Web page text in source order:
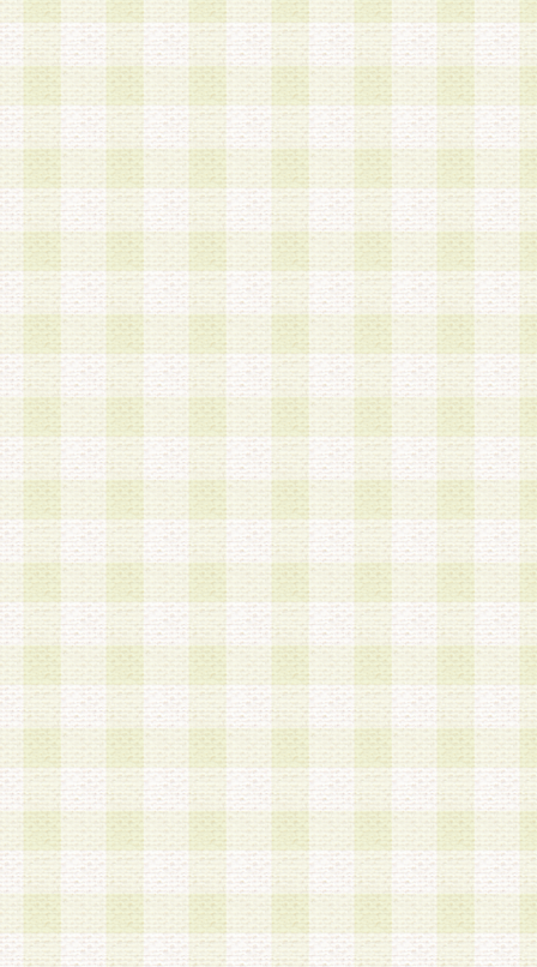
a.既に登録されている会員と同一のメールアドレ
録する場合
b.本サービスと同様のサービスを提供している企
業に従事していると思われる本人またはその家族
場合
c.その他当社が不適切と判断する場合
2.当社は、会員登録希望者を会員として承認する
した 場合、会員登録希望者による会員登録手続
による承認後の場合であっても、会員登録の取り
の抹消を、当社が適切と判 断する方法・手段に
とができるものとします。
3.会員登録希望者が18歳未満、成年被後見人、被
人 である場合は、親権者などの法定代理人の同
録を行うものとします。なお、義務教育学齢に該
者については、登録時に 当社が別途定める方法
権者による承認手続きを行うものとします。
第3条 会員の登録方法
1.会員登録手続きは、会員登録希望者本人が行う
る登録は一切認められないものとします。
2.会員登録希望者は、本規約に同意の後、当社指
画 面」において、当社が指定する必要事項を入
を行うものとします。当社は、会員登録を承認し
会員として本サービスを 受けるためのログイン
を付与します。
3.会員は、会員登録の際に申告する登録情報の全
いかなる虚偽の申告をも行ってはならないものと
4.会員は、複数のログインＩＤおよびパスワード